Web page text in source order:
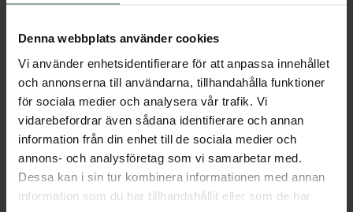
Denna webbplats använder cookies
Vi använder enhetsidentifierare för att anpassa innehållet
och annonserna till användarna, tillhandahålla funktioner
för sociala medier och analysera vår trafik. Vi
vidarebefordrar även sådana identifierare och annan
information från din enhet till de sociala medier och
annons- och analysföretag som vi samarbetar med.
Dessa kan i sin tur kombinera informationen med annan
information som du har tillhandahållit eller som de har